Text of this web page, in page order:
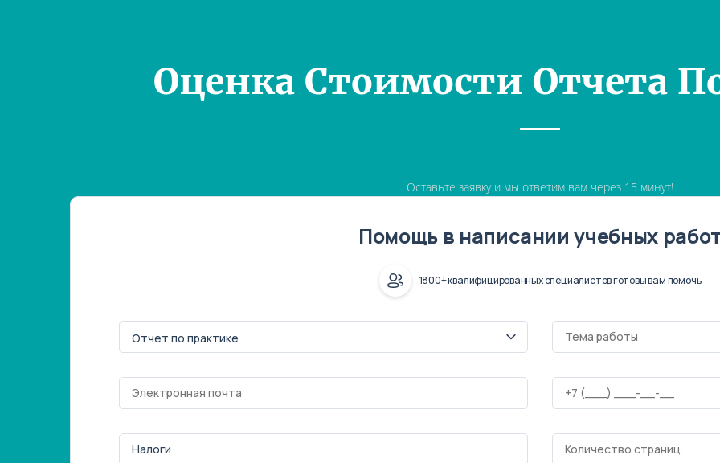
Оценка Стоимости Отчета
Оставьте заявку и мы ответим вам через 15 минут!
Помощь в написании учебных
1800+ квалифицированных специалистов готовы вам помочь